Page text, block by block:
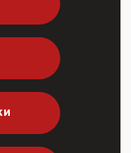
на родину.
шаг из
при любых
в 15
превысило 63